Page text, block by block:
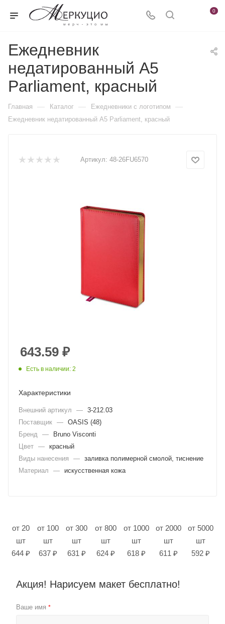
0
Ежедневник
недатированный А5
Parliament, красный
Главная — Каталог — Ежедневники c логотипом —
Ежедневник недатированный А5 Parliament, красный
Артикул: 48-26FU6570
643.59 ₽
Есть в наличии: 2
Характеристики
Внешний артикул — 3-212.03
Поставщик — OASIS (48)
Бренд
—
Bruno Visconti
Цвет — красный
Виды нанесения
— заливка полимерной смолой, тиснение
Материал
— искусственная кожа
от 20
шт
644 ₽
от 100
шт
637 ₽
от 300
шт
631 ₽
от 800
шт
624 ₽
от 1000
шт
618 ₽
от 2000
шт
611 ₽
от 5000
шт
592 ₽
Акция! Нарисуем макет бесплатно!
Ваше имя *